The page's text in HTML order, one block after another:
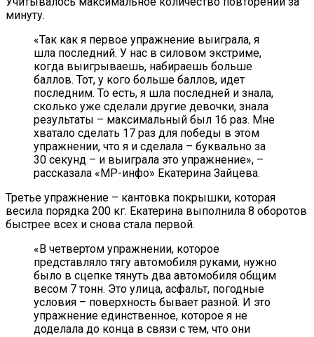
минуту.
«Так как я первое упражнение выиграла, я
шла последний. У нас в силовом экстриме,
когда выигрываешь, набираешь больше
баллов. Тот, у кого больше баллов, идет
последним. То есть, я шла последней и знала,
сколько уже сделали другие девочки, знала
результаты – максимальный был 16 раз. Мне
хватало сделать 17 раз для победы в этом
упражнении, что я и сделала – буквально за
30 секунд – и выиграла это упражнение», –
рассказала «МР-инфо» Екатерина Зайцева.
Третье упражнение – кантовка покрышки, которая
весила порядка 200 кг. Екатерина выполнила 8 оборотов
быстрее всех и снова стала первой.
«В четвертом упражнении, которое
представляло тягу автомобиля руками, нужно
было в сцепке тянуть два автомобиля общим
весом 7 тонн. Это улица, асфальт, погодные
условия – поверхность бывает разной. И это
упражнение единственное, которое я не
доделала до конца в связи с тем, что они